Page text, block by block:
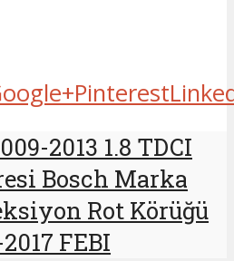
Pinterest
2013 1.8 TDCI
Bosch Marka
Rot Körüğü
FEBI